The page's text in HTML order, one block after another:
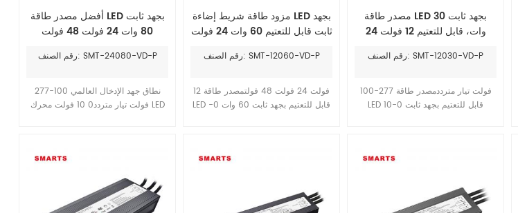
أفضل مصدر طاقة LED بجهد ثابت
80 وات 24 فولت 48 فولت
رقم الصنف: SMT-24080-VD-P
نطاق جهد الإدخال العالمي 100-277
فولت تيار متردد0 10 فولت محرك LED
الزائد. تصميم هيكل بلاستيكي كامل.
للتركيب الداخلي.
مزود طاقة شريط إضاءة LED بجهد
ثابت قابل للتعتيم 60 وات 24 فولت
رقم الصنف: SMT-12060-VD-P
12 فولت 24 فولت 48 فولتمصدر طاقة
LED قابل للتعتيم بجهد ثابت 60 وات 0-
الإضاءة الداخلية الصغيرة، ضمان 7
مصدر طاقة LED بجهد ثابت 30
وات، قابل للتعتيم 12 فولت 24
بلاستيكي
رقم الصنف: SMT-12030-VD-P
100-277 فولت تيار مترددمصدر طاقة
LED قابل للتعتيم بجهد ثابت 0-10
للماء بدرجة IP20. مناسب لتركيب